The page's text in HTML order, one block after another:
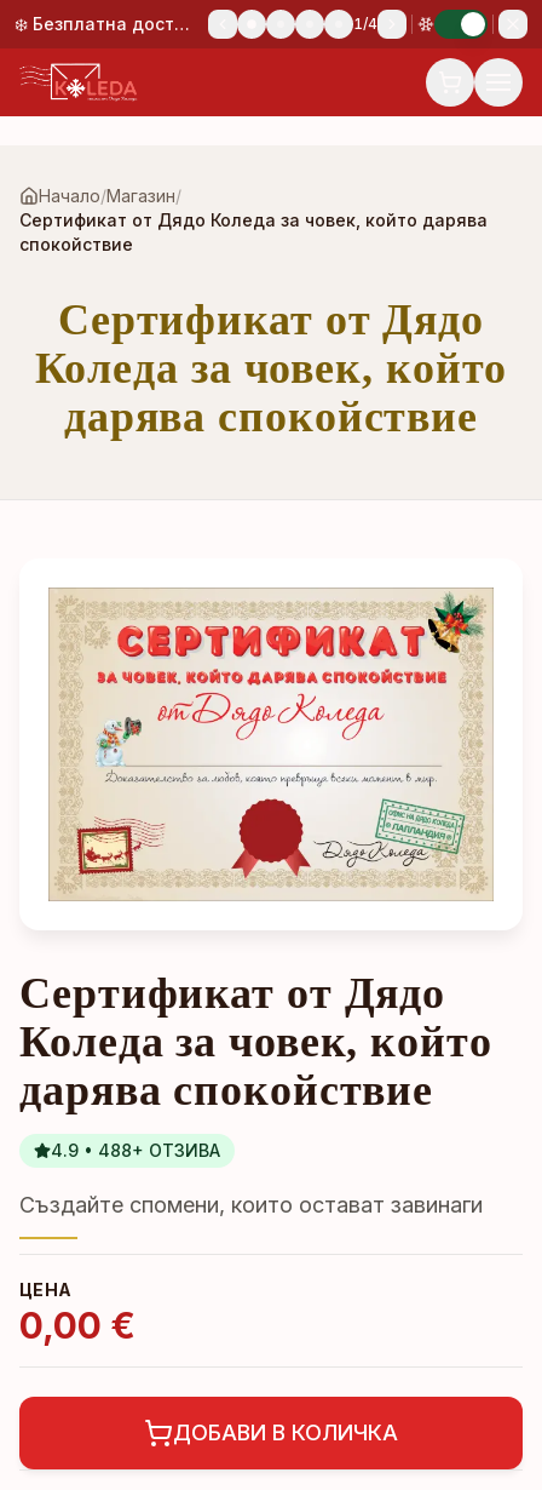
Към основното съдържание
❄️ Безплатна доставка при поръчка над 50,00 €! 1/4
Начало/Магазин/
Сертификат от Дядо Коледа за човек, който дарява
спокойствие
Сертификат от Дядо
Коледа за човек, който
дарява спокойствие
Сертификат от Дядо
Коледа за човек, който
дарява спокойствие
4.9 • 488+ ОТЗИВА
Създайте спомени, които остават завинаги
ЦЕНА
0,00 €
ДОБАВИ В КОЛИЧКА